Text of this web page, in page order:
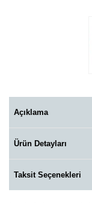
Açıklama
Ürün Detayları
Taksit Seçenekleri